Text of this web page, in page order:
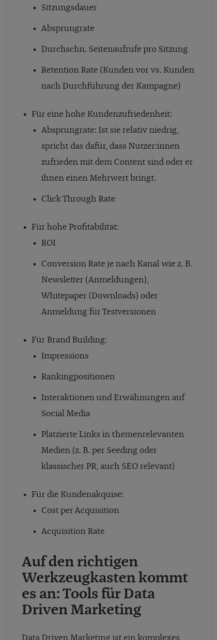
Sitzungsdauer
Absprungrate
Durchschn. Seitenaufrufe pro Sitzung
Retention Rate (Kunden vor vs. Kunden
nach Durchführung der Kampagne)
Für eine hohe Kundenzufriedenheit:
Absprungrate: Ist sie relativ niedrig,
spricht das dafür, dass Nutzer:innen
zufrieden mit dem Content sind oder er
ihnen einen Mehrwert bringt.
Click Through Rate
Für hohe Profitabilität:
ROI
Conversion Rate je nach Kanal wie z. B.
Newsletter (Anmeldungen),
Whitepaper (Downloads) oder
Anmeldung für Testversionen
Für Brand Building:
Impressions
Rankingpositionen
Interaktionen und Erwähnungen auf
Social Media
Platzierte Links in themenrelevanten
Medien (z. B. per Seeding oder
klassischer PR, auch SEO relevant)
Für die Kundenakquise:
Cost per Acquisition
Acquisition Rate
Auf den richtigen
Werkzeugkasten kommt
es an: Tools für Data
Driven Marketing
Data Driven Marketing ist ein komplexes